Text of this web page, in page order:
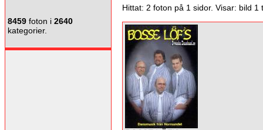
8459 foton i 2640
kategorier.
Hittat: 2 foton på 1 sidor. Visar: bild 1